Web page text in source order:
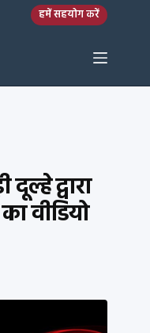
हमें सहयोग करें
द्वारा
वीडियो